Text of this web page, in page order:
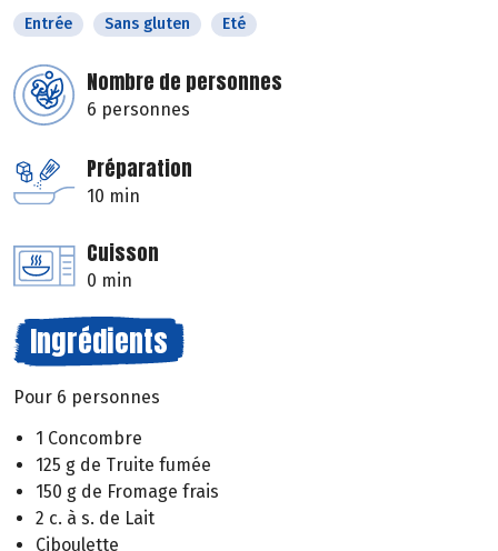
Entrée Sans gluten Eté
Nombre de personnes
6 personnes
Préparation
10 min
Cuisson
0 min
Ingrédients
Pour 6 personnes
1 Concombre
125 g de Truite fumée
150 g de Fromage frais
2 c. à s. de Lait
Ciboulette